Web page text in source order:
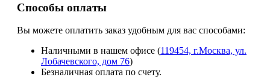
Способы оплаты
Вы можете оплатить заказ удобным для вас способами:
Наличными в нашем офисе (119454, г.Москва, ул.
Лобачевского, дом 76)
Безналичная оплата по счету.